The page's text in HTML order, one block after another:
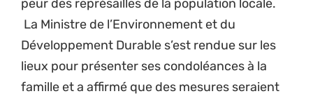
peur des représailles de la population locale.
La Ministre de l’Environnement et du
Développement Durable s’est rendue sur les
lieux pour présenter ses condoléances à la
famille et a affirmé que des mesures seraient